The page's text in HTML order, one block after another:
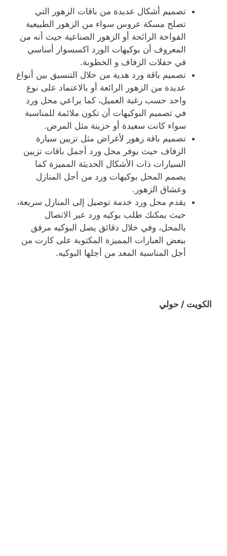
تصميم أشكال عديدة من باقات الزهور التي
تصلح مسكة عروس سواء من الزهور الطبيعية
الفواحة الرائحة أو الزهور الصناعية حيث أنه من
المعروف أن بوكيهات الورد اكسسوار أساسي
في حفلات الزفاف و الخطوبة.
تصميم باقة ورد هدية من خلال التنسيق بين أنواع
عديدة من الزهور الرائعة أو بالاعتماد على نوع
واحد حسب رغبة العميل، كما يراعي محل ورد
في تصميم البوكيهات أن تكون ملائمة للمناسبة
سواء كانت سعيدة أو حزينة مثل المرض.
تصميم باقة زهور لأغراض مثل تزيين سيارة
الزفاف حيث يوفر محل ورد أجمل باقات تزيين
السيارات ذات الأشكال الحديثة المميزة كما
يصمم المحل بوكيهات ورد من أجل المنازل
وعشاق الزهور.
يقدم محل ورد خدمة توصيل إلى المنازل سريعة،
حيث يمكنك طلب بوكيه ورد عبر الاتصال
بالمحل، وفي خلال دقائق يصل البوكيه مرفق
ببعض العبارات المميزة المكتوبة على كارت من
أجل المناسبة المعد من أجلها البوكيه.
الكويت / حولي